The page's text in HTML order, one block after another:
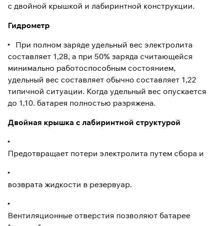
с двойной крышкой и лабиринтной конструкции.
Гидрометр
При полном заряде удельный вес электролита
составляет 1,28, а при 50% заряда считающейся
минимально работоспособным состоянием,
удельный вес составляет обычно составляет 1,22
типичной ситуации. Когда удельный вес опускается
до 1,10. батарея полностью разряжена.
Двойная крышка с лабиринтной структурой
Предотвращает потери электролита путем сбора и
возврата жидкости в резервуар.
Вентиляционные отверстия позволяют батарее